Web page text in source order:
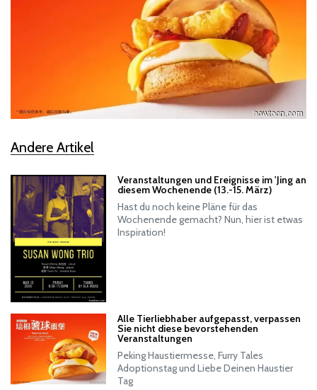
Andere Artikel
Veranstaltungen und Ereignisse im 'Jing an
diesem Wochenende (13.-15. März)
Hast du noch keine Pläne für das
Wochenende gemacht? Nun, hier ist etwas
Inspiration!
Alle Tierliebhaber aufgepasst, verpassen
Sie nicht diese bevorstehenden
Veranstaltungen
Peking Haustiermesse, Furry Tales
Adoptionstag und Liebe Deinen Haustier
Tag